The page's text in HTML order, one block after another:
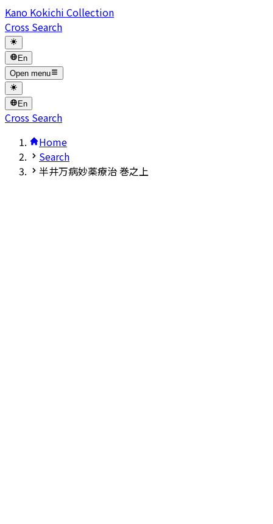
Kano Kokichi Collection
Cross Search
En
Open menu
En
Cross Search
Home
Search
半井万病妙薬療治 巻之上